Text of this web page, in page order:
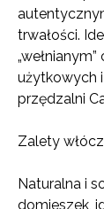
trwałości.
użytkowych
przędzalni
Zalety
Naturalna i
domieszek,